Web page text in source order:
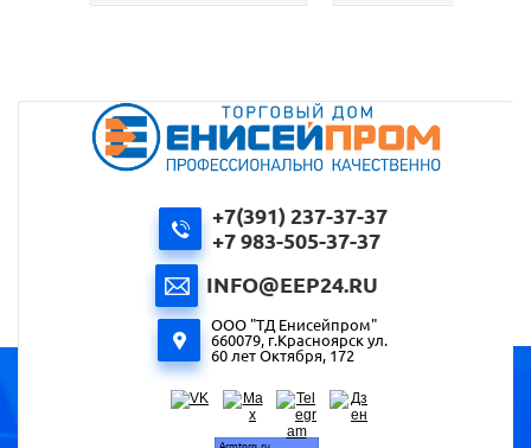
+7(391) 237-37-37
+7 983-505-37-37
INFO@EEP24.RU
ООО "ТД Енисейпром"
660079, г.Красноярск ул.
60 лет Октября, 172